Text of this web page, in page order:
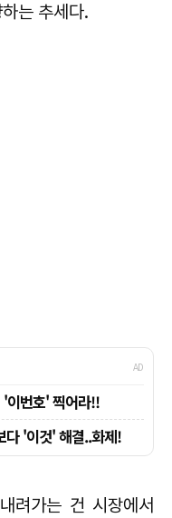
는 추세다.
려가는 건 시장에서